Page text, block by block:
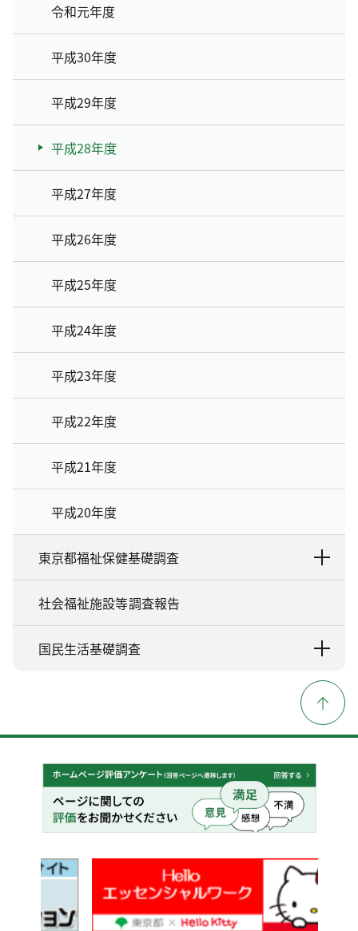
令和元年度
平成30年度
平成29年度
平成28年度
平成27年度
平成26年度
平成25年度
平成24年度
平成23年度
平成22年度
平成21年度
平成20年度
東京都福祉保健基礎調査
社会福祉施設等調査報告
国民生活基礎調査